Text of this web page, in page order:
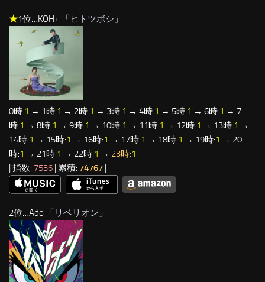
★1位…KOH+ 「 ヒトツボシ 」
0時:1 → 1時:1 → 2時:1 → 3時:1 → 4時:1 → 5時:1 → 6時:1 → 7
時:1 → 8時:1 → 9時:1 → 10時:1 → 11時:1 → 12時:1 → 13時:1 →
14時:1 → 15時:1 → 16時:1 → 17時:1 → 18時:1 → 19時:1 → 20
時:1 → 21時:1 → 22時:1 → 23時:1
| 指数: 7536 | 累積: 74767 |
2位…Ado 「 リベリオン 」